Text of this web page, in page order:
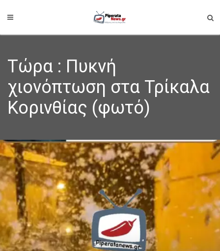
Τώρα : Πυκνή
χιονόπτωση στα Τρίκαλα
Κορινθίας (φωτό)